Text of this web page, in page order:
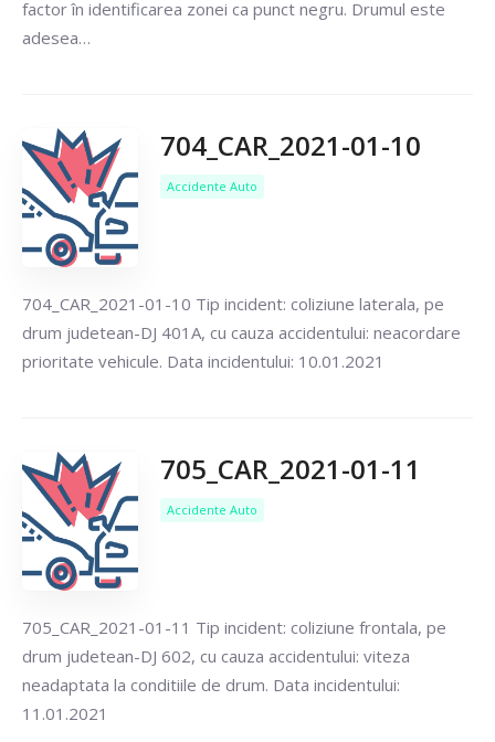
factor în identificarea zonei ca punct negru. Drumul este
adesea…
704_CAR_2021-01-10
Accidente Auto
704_CAR_2021-01-10 Tip incident: coliziune laterala, pe
drum judetean-DJ 401A, cu cauza accidentului: neacordare
prioritate vehicule. Data incidentului: 10.01.2021
705_CAR_2021-01-11
Accidente Auto
705_CAR_2021-01-11 Tip incident: coliziune frontala, pe
drum judetean-DJ 602, cu cauza accidentului: viteza
neadaptata la conditiile de drum. Data incidentului:
11.01.2021